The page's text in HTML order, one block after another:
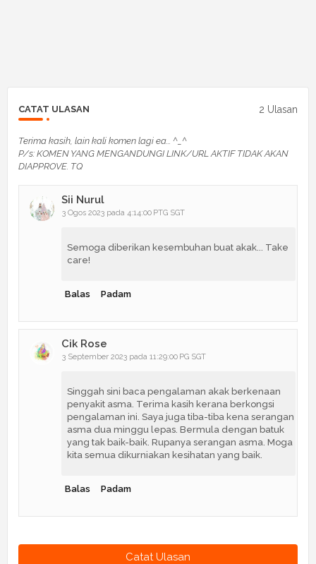
CATAT ULASAN 2 Ulasan
Terima kasih, lain kali komen lagi ea... ^_^
P/s: KOMEN YANG MENGANDUNGI LINK/URL AKTIF TIDAK AKAN
DIAPPROVE. TQ
Sii Nurul
3 Ogos 2023 pada 4:14:00 PTG SGT
Semoga diberikan kesembuhan buat akak... Take
care!
Balas Padam
Cik Rose
3 September 2023 pada 11:29:00 PG SGT
Singgah sini baca pengalaman akak berkenaan
penyakit asma. Terima kasih kerana berkongsi
pengalaman ini. Saya juga tiba-tiba kena serangan
asma dua minggu lepas. Bermula dengan batuk
yang tak baik-baik. Rupanya serangan asma. Moga
kita semua dikurniakan kesihatan yang baik.
Balas Padam
Catat Ulasan